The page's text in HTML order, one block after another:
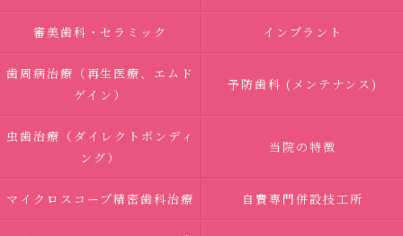
審美歯科・セラミック インプラント
歯周病治療（再生医療、エムド
ゲイン）
予防歯科 (メンテナンス)
虫歯治療（ダイレクトボンディ
ング）
当院の特徴
マイクロスコープ精密歯科治療 自費専門併設技工所